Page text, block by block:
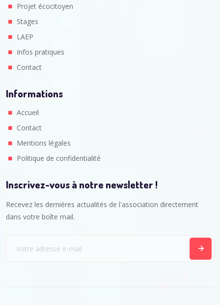
Projet écocitoyen
Stages
LAEP
Infos pratiques
Contact
Informations
Accueil
Contact
Mentions légales
Politique de confidentialité
Inscrivez-vous à notre newsletter !
Recevez les dernières actualités de l'association directement
dans votre boîte mail.